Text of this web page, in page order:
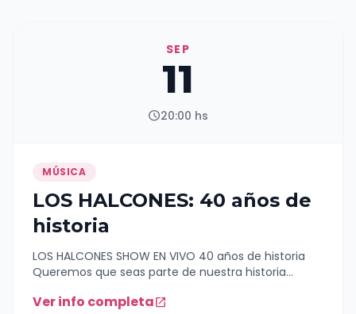
única que mezcla diversión y nostalgia. ENTRADAS:
https://www.entradaweb.com.ar/evento/4b614791/step/1
SEP
11
schedule20:00 hs
MÚSICA
LOS HALCONES: 40 años de
historia
LOS HALCONES SHOW EN VIVO 40 años de historia
Queremos que seas parte de nuestra historia
ENTRADAS:
Ver info completaopen_in_new